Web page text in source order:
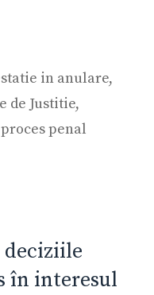
in anulare,
de Justitie,
proces penal
în interesul